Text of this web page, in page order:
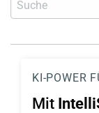
KI-POWER
Mit